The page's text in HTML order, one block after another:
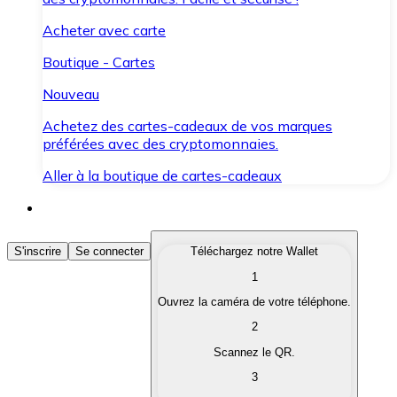
Acheter avec carte
Boutique - Cartes
Nouveau
Achetez des cartes-cadeaux de vos marques
préférées avec des cryptomonnaies.
Aller à la boutique de cartes-cadeaux
Acheter des Cryptomonnaies
Achetez les cryptomonnaies qui vous intéressent
Convertissez vos cryptomonnaies en monnaie
S'inscrire Se connecter
Téléchargez notre Wallet
1
Ouvrez la caméra de votre téléphone.
2
Scannez le QR.
3